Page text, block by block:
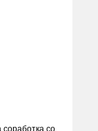
соработка со